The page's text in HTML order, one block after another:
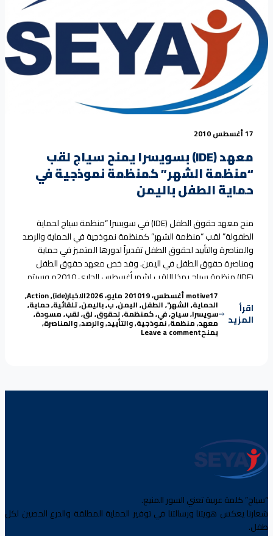
17 أغسطس 2010
معهد (IDE) بسويسرا يمنح سياج لقب
“منظمة الشهر” كمنظمة نموذجية في
حماية الطفل باليمن
منح معهد حقوق الطفل (IDE) في سويسرا “منظمة سياج لحماية
الطفولة” لقب “منظمة الشهر” كمنظمة نموذجية في الحماية والرصد
والمناصرة والتأييد لحقوق الطفل تقديراً لدورها المتميز في حماية
ومناصرة حقوق الطفل في اليمن. وقد خص معهد حقوق الطفل
(IDE) منظمة سياج بهذا اللقب لشهر أغسطس الجاري 2010م وسيتم
عرض تعريف عن منظمة سياج ودورها في Continue reading
“معهد (IDE) بسويسرا يمنح سياج لقب “منظمة الشهر” كمنظمة نموذجية في حماية الطفل باليمن”
اقرأ
المزيد
Posted by
motive17 أغسطس، 2010 19 مايو، 2026 Posted in
الاخبارTags:(ide)
,
Action
,
الحماية,الشهر",الطفل,اليمن,ب,باليمن,تلقائية,حماية,
سويسرا,سياج,في,كمنظمة,لحقوق,لق,لقب,مسودة,
معهد,منظمة,نموذجية,والتأييد,والرصد,والمناصرة,
يمنحLeave a comment
“سياج” كلمة عربية تعني السور المنيع.
شعارنا يعكس هويتنا ورسالتنا في توفير الحماية المطلقة والدرع الحصين لكل
طفل.